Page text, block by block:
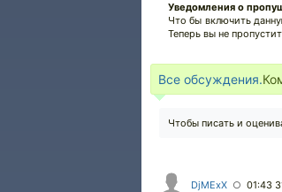
Уведомления о
Что бы включить
Теперь вы не
Все обсуждения.
Чтобы писать и
DjMExX ○ 01:43